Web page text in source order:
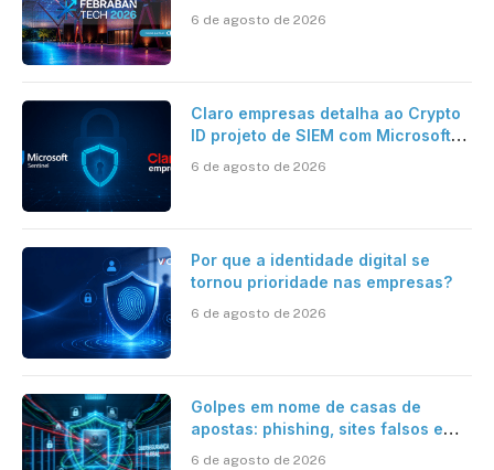
6 de agosto de 2026
Claro empresas detalha ao Crypto
ID projeto de SIEM com Microsoft
automatizada
6 de agosto de 2026
Por que a identidade digital se
tornou prioridade nas empresas?
6 de agosto de 2026
Golpes em nome de casas de
apostas: phishing, sites falsos e
6 de agosto de 2026